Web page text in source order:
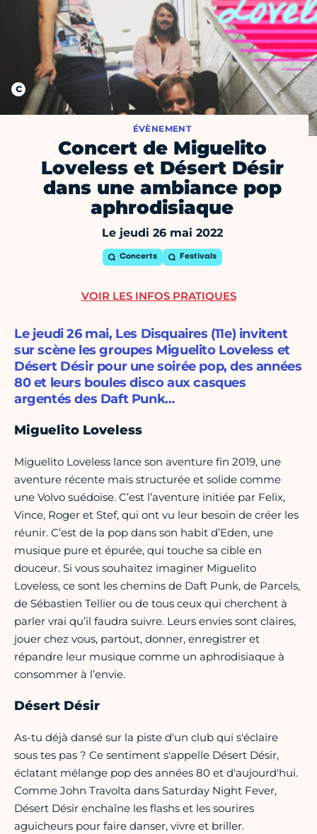
ÉVÈNEMENT
Concert de Miguelito
Loveless et Désert Désir
dans une ambiance pop
aphrodisiaque
Le jeudi 26 mai 2022
Concerts Festivals
Le jeudi 26 mai, Les Disquaires (11e) invitent
sur scène les groupes Miguelito Loveless et
Désert Désir pour une soirée pop, des années
80 et leurs boules disco aux casques
argentés des Daft Punk…
Miguelito Loveless
Miguelito Loveless lance son aventure fin 2019, une
aventure récente mais structurée et solide comme
une Volvo suédoise. C’est l’aventure initiée par Felix,
Vince, Roger et Stef, qui ont vu leur besoin de créer les
réunir. C’est de la pop dans son habit d’Eden, une
musique pure et épurée, qui touche sa cible en
douceur. Si vous souhaitez imaginer Miguelito
Loveless, ce sont les chemins de Daft Punk, de Parcels,
de Sébastien Tellier ou de tous ceux qui cherchent à
parler vrai qu’il faudra suivre. Leurs envies sont claires,
jouer chez vous, partout, donner, enregistrer et
répandre leur musique comme un aphrodisiaque à
consommer à l’envie.
Désert Désir
As-tu déjà dansé sur la piste d'un club qui s'éclaire
sous tes pas ? Ce sentiment s'appelle Désert Désir,
éclatant mélange pop des années 80 et d'aujourd'hui.
Comme John Travolta dans Saturday Night Fever,
Désert Désir enchaîne les flashs et les sourires
aguicheurs pour faire danser, vivre et briller.
VOIR LES INFOS PRATIQUES